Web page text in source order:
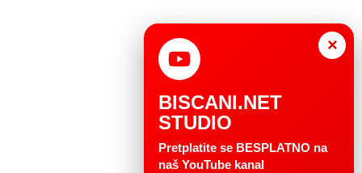
×
BISCANI.NET
STUDIO
Pretplatite se BESPLATNO na
naš YouTube kanal